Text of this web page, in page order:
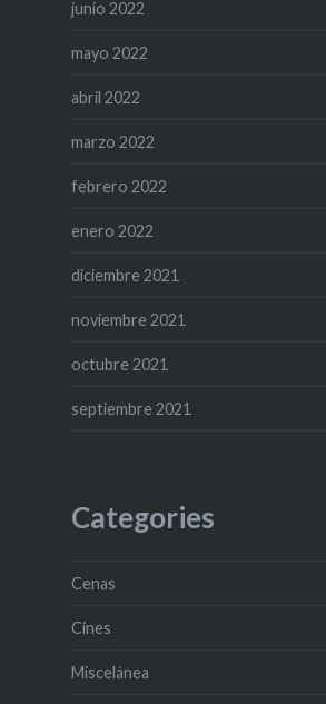
junio 2022
mayo 2022
abril 2022
marzo 2022
febrero 2022
enero 2022
diciembre 2021
noviembre 2021
octubre 2021
septiembre 2021
Categories
Cenas
Cines
Miscelánea